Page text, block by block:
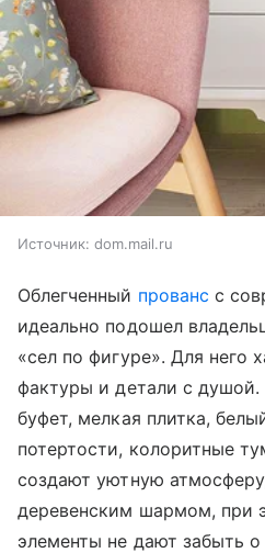
Источник: dom.mail.ru
Облегченный прованс с
идеально подошел
«сел по фигуре». Для него
фактуры и детали с
буфет, мелкая плитка,
потертости, колоритные
создают уютную
деревенским шармом, при
элементы не дают забыть